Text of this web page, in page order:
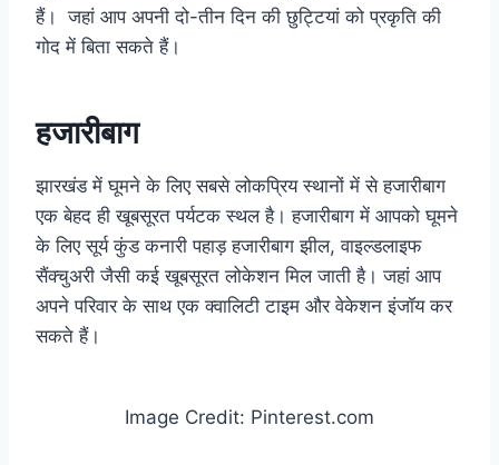
हैं। जहां आप अपनी दो-तीन दिन की छुट्टियां को प्रकृति की
गोद में बिता सकते हैं।
हजारीबाग
झारखंड में घूमने के लिए सबसे लोकप्रिय स्थानों में से हजारीबाग
एक बेहद ही खूबसूरत पर्यटक स्थल है। हजारीबाग में आपको घूमने
के लिए सूर्य कुंड कनारी पहाड़ हजारीबाग झील, वाइल्डलाइफ
सैंक्चुअरी जैसी कई खूबसूरत लोकेशन मिल जाती है। जहां आप
अपने परिवार के साथ एक क्वालिटी टाइम और वेकेशन इंजॉय कर
सकते हैं।
Image Credit: Pinterest.com